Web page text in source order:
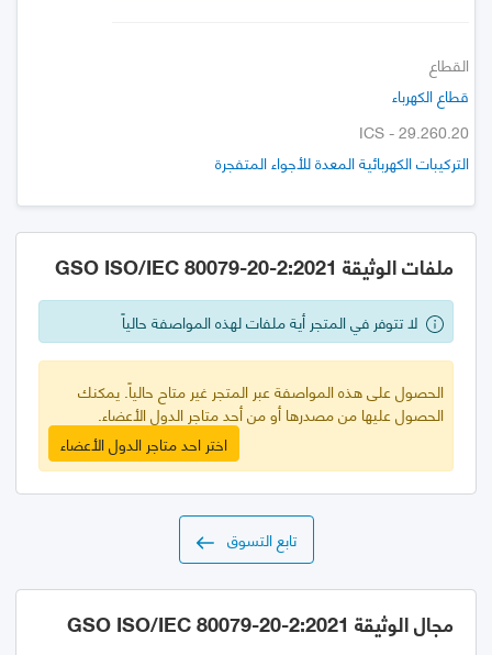
القطاع
قطاع الكهرباء
ICS - 29.260.20
التركيبات الكهربائية المعدة للأجواء المتفجرة
ملفات الوثيقة GSO ISO/IEC 80079-20-2:2021
لا تتوفر في المتجر أية ملفات لهذه المواصفة حالياً
الحصول على هذه المواصفة عبر المتجر غير متاح حالياً. يمكنك
الحصول عليها من مصدرها أو من أحد متاجر الدول الأعضاء.
اختر احد متاجر الدول الأعضاء
تابع التسوق
مجال الوثيقة GSO ISO/IEC 80079-20-2:2021